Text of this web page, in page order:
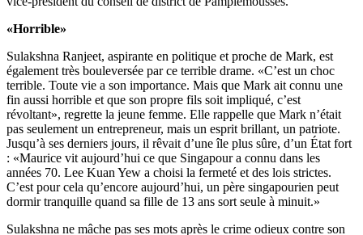
«Horrible»
Sulakshna Ranjeet, aspirante en politique et proche de Mark, est
également très bouleversée par ce terrible drame. «C’est un choc
terrible. Toute vie a son importance. Mais que Mark ait connu une
fin aussi horrible et que son propre fils soit impliqué, c’est
révoltant», regrette la jeune femme. Elle rappelle que Mark n’était
pas seulement un entrepreneur, mais un esprit brillant, un patriote.
Jusqu’à ses derniers jours, il rêvait d’une île plus sûre, d’un État fort
: «Maurice vit aujourd’hui ce que Singapour a connu dans les
années 70. Lee Kuan Yew a choisi la fermeté et des lois strictes.
C’est pour cela qu’encore aujourd’hui, un père singapourien peut
dormir tranquille quand sa fille de 13 ans sort seule à minuit.»
Sulakshna ne mâche pas ses mots après le crime odieux contre son